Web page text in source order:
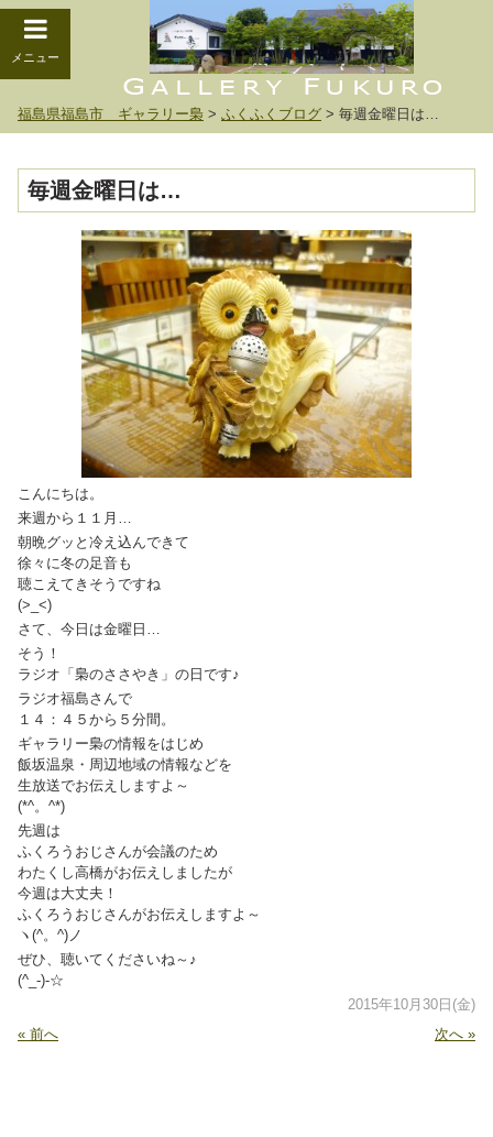
メニュー
福島県福島市 ギャラリー梟 > ふくふくブログ > 毎週金曜日は…
毎週金曜日は…
こんにちは。
来週から１１月…
朝晩グッと冷え込んできて
徐々に冬の足音も
聴こえてきそうですね
(>_<)
さて、今日は金曜日…
そう！
ラジオ「梟のささやき」の日です♪
ラジオ福島さんで
１４：４５から５分間。
ギャラリー梟の情報をはじめ
飯坂温泉・周辺地域の情報などを
生放送でお伝えしますよ～
(*^。^*)
先週は
ふくろうおじさんが会議のため
わたくし高橋がお伝えしましたが
今週は大丈夫！
ふくろうおじさんがお伝えしますよ～
ヽ(^。^)ノ
ぜひ、聴いてくださいね～♪
(^_-)-☆
2015年10月30日(金)
« 前へ
次へ »